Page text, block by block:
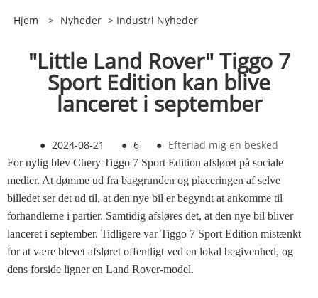
Hjem > Nyheder > Industri Nyheder
"Little Land Rover" Tiggo 7
Sport Edition kan blive
lanceret i september
● 2024-08-21 ● 6 ● Efterlad mig en besked
For nylig blev Chery Tiggo 7 Sport Edition afsløret på sociale
medier. At dømme ud fra baggrunden og placeringen af ​​selve
billedet ser det ud til, at den nye bil er begyndt at ankomme til
forhandlerne i partier. Samtidig afsløres det, at den nye bil bliver
lanceret i september. Tidligere var Tiggo 7 Sport Edition mistænkt
for at være blevet afsløret offentligt ved en lokal begivenhed, og
dens forside ligner en Land Rover-model.